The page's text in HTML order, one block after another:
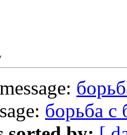
борьба с